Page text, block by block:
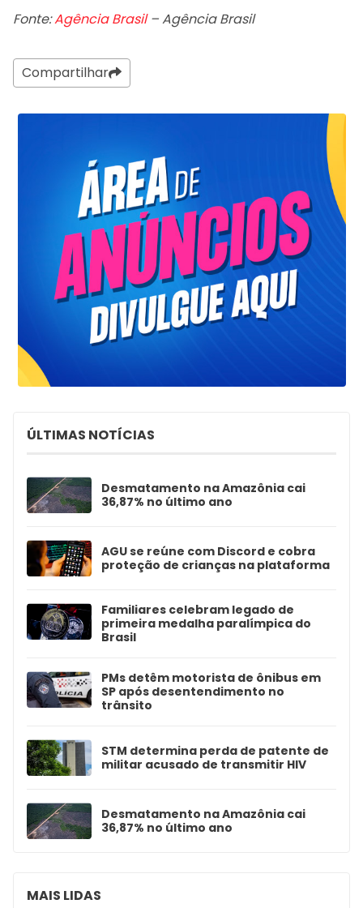
Fonte:Agência Brasil– Agência Brasil
Compartilhar
ÚLTIMAS NOTÍCIAS
Desmatamento na Amazônia cai
36,87% no último ano
AGU se reúne com Discord e cobra
proteção de crianças na plataforma
Familiares celebram legado de
primeira medalha paralímpica do
Brasil
PMs detêm motorista de ônibus em
SP após desentendimento no
trânsito
STM determina perda de patente de
militar acusado de transmitir HIV
Desmatamento na Amazônia cai
36,87% no último ano
MAIS LIDAS